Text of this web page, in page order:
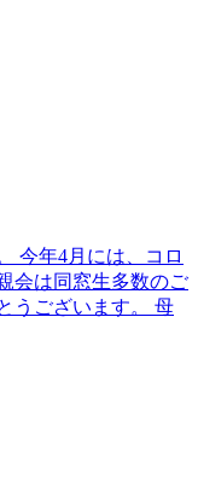
今年4月には、コロ
会は同窓生多数のご
うございます。 母